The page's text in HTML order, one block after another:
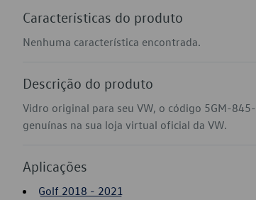
Características do produto
Nenhuma característica encontrada.
Descrição do produto
Vidro original para seu VW, o código 5GM-
genuínas na sua loja virtual oficial da VW.
Aplicações
Golf 2018 - 2021